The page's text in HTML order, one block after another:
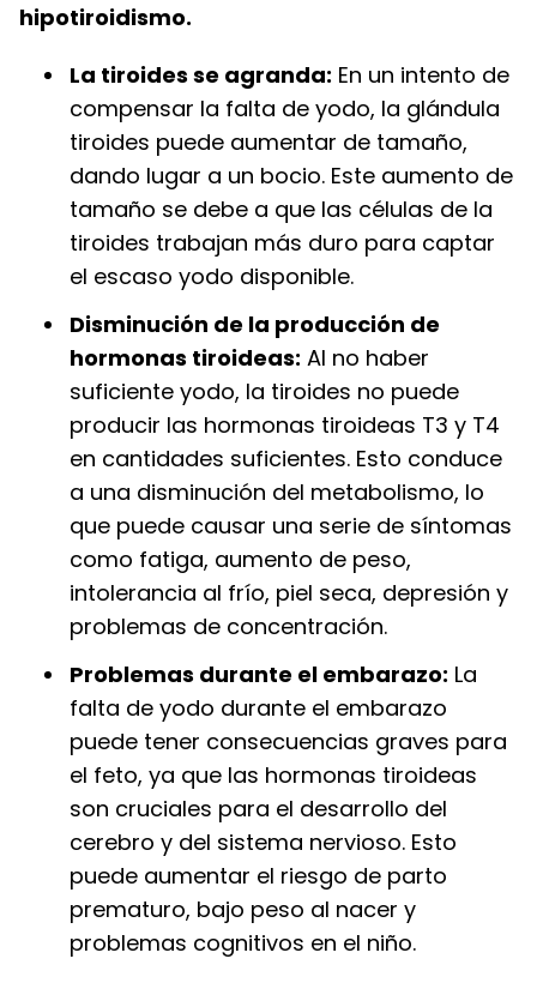
hipotiroidismo.
La tiroides se agranda: En un intento de
compensar la falta de yodo, la glándula
tiroides puede aumentar de tamaño,
dando lugar a un bocio. Este aumento de
tamaño se debe a que las células de la
tiroides trabajan más duro para captar
el escaso yodo disponible.
Disminución de la producción de
hormonas tiroideas: Al no haber
suficiente yodo, la tiroides no puede
producir las hormonas tiroideas T3 y T4
en cantidades suficientes. Esto conduce
a una disminución del metabolismo, lo
que puede causar una serie de síntomas
como fatiga, aumento de peso,
intolerancia al frío, piel seca, depresión y
problemas de concentración.
Problemas durante el embarazo: La
falta de yodo durante el embarazo
puede tener consecuencias graves para
el feto, ya que las hormonas tiroideas
son cruciales para el desarrollo del
cerebro y del sistema nervioso. Esto
puede aumentar el riesgo de parto
prematuro, bajo peso al nacer y
problemas cognitivos en el niño.